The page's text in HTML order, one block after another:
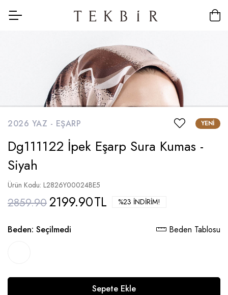
2026 YAZ - EŞARP YENI
Dg111122 İpek Eşarp Sura Kumas -
Siyah
Ürün Kodu: L2826Y00024BE5
2859.902199.90TL %23 İNDIRIM!
Beden: Seçilmedi Beden Tablosu
Sepete Ekle